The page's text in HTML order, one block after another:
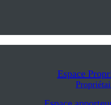
Espace